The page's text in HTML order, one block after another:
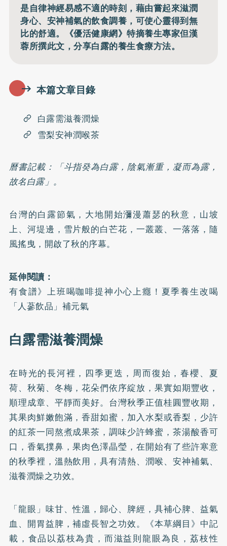
是自律神經易感不適的時刻，藉由嘗起來滋潤
身心、安神補氣的飲食調養，可使心靈得到無
比的舒適。《優活健康網》特摘養生專家但漢
蓉所撰此文，分享白露的養生食療方法。
本篇文章目錄
白露需滋養潤燥
雪梨安神潤喉茶
曆書記載：「斗指癸為白露，陰氣漸重，凝而為露，
故名白露」。
台灣的白露節氣，大地開始瀰漫蕭瑟的秋意，山坡
上、河堤邊，雪片般的白芒花，一叢叢、一落落，隨
風搖曳，開啟了秋的序幕。
延伸閱讀：
有食譜》上班喝咖啡提神小心上癮！夏季養生改喝
「人蔘飲品」補元氣
白露需滋養潤燥
在時光的長河裡，四季更迭，周而復始，春櫻、夏
荷、秋菊、冬梅，花朵們依序綻放，果實如期豐收，
順理成章、平靜而美好。台灣秋季正值桂圓豐收期，
其果肉鮮嫩飽滿，香甜如蜜，加入水梨或香梨，少許
的紅茶一同熬煮成果茶，調味少許蜂蜜，茶湯酸香可
口，香氣撲鼻，果肉色澤晶瑩，在開始有了些許寒意
的秋季裡，溫熱飲用，具有清熱、潤喉、安神補氣、
滋養潤燥之功效。
「龍眼」味甘、性溫，歸心、脾經，具補心脾、益氣
血、開胃益脾，補虛長智之功效。《本草綱目》中記
載，食品以荔枝為貴，而滋益則龍眼為良，荔枝性